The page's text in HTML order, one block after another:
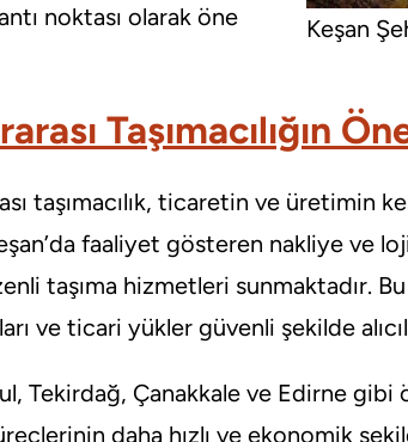
Keşan
noktası olarak öne
Taşımacılığın
taşımacılık, ticaretin ve üretimin
faaliyet gösteren nakliye ve
taşıma hizmetleri sunmaktadır.
ve ticari yükler güvenli şekilde
Tekirdağ, Çanakkale ve Edirne
daha hızlı ve ekonomik